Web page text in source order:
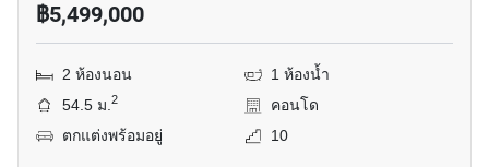
฿5,499,000
2 ห้องนอน
1 ห้องน้ำ
54.5 ม.2
คอนโด
ตกแต่งพร้อมอยู่
10